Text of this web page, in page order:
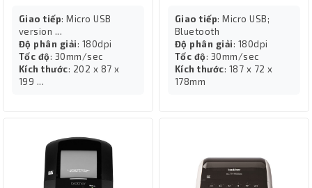
Giao tiếp: Micro USB
version ...
Độ phân giải: 180dpi
Tốc độ: 30mm/sec
Kích thước: 202 x 87 x
199 ...
Giao tiếp: Micro USB;
Bluetooth
Độ phân giải: 180dpi
Tốc độ: 30mm/sec
Kích thước: 187 x 72 x
178mm